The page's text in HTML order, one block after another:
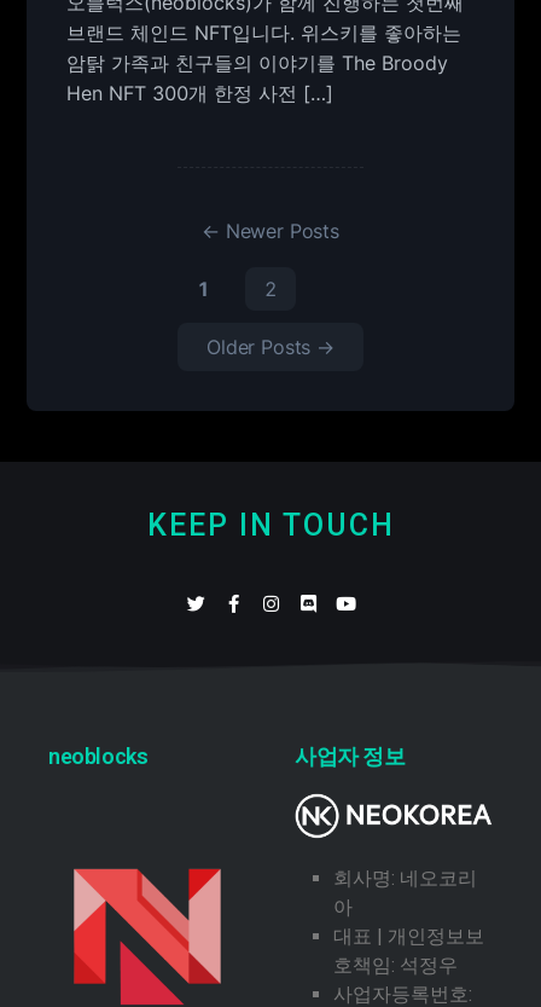
브랜드 체인드 NFT입니다. 위스키를 좋아하는
암탉 가족과 친구들의 이야기를 The Broody
Hen NFT 300개 한정 사전 […]
← Newer Posts
1 2
Older Posts →
KEEP IN TOUCH
neoblocks 사업자 정보
회사명: 네오코리
아
대표 | 개인정보보
호책임: 석정우
사업자등록번호: